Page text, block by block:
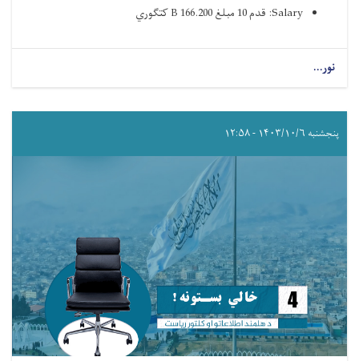
Salary: قدم 10 مبلغ 166.200 B کتګوري ‌
نور...
پنجشنبه ۱۴۰۳/۱۰/۶ - ۱۲:۵۸